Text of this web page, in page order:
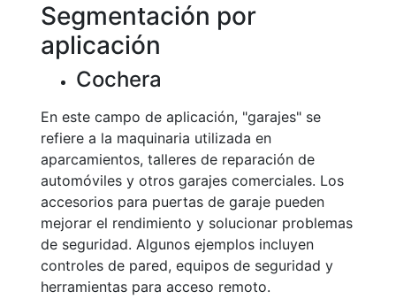
Segmentación por
aplicación
Cochera
En este campo de aplicación, "garajes" se
refiere a la maquinaria utilizada en
aparcamientos, talleres de reparación de
automóviles y otros garajes comerciales. Los
accesorios para puertas de garaje pueden
mejorar el rendimiento y solucionar problemas
de seguridad. Algunos ejemplos incluyen
controles de pared, equipos de seguridad y
herramientas para acceso remoto.